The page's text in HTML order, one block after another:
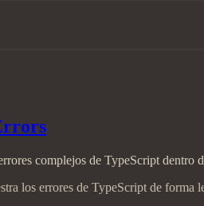
complejos de TypeScript dentro
los errores de TypeScript de forma